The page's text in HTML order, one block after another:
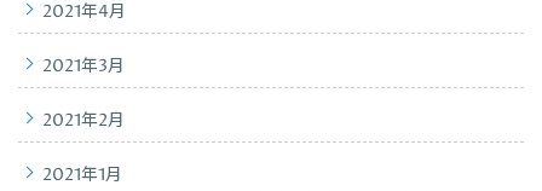
2021年4月
2021年3月
2021年2月
2021年1月